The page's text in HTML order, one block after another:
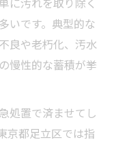
いです。典型的な
良や老朽化、汚水
慢性的な蓄積が挙
処置で済ませてし
京都足立区では指